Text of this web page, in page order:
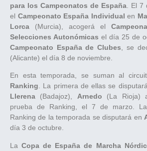
para los Campeonatos de España . El
el Campeonato España Individual en
Lorca (Murcia), acogerá el
Selecciones Autonómicas el día 25 de
Campeonato España de Clubes , se
(Alicante) el día 8 de noviembre.
En esta temporada, se suman al
Ranking. La primera de ellas se
Llerena (Badajoz), Arnedo (La Rioja)
prueba de Ranking, el 7 de marzo.
Ranking de la temporada se disputará en
día 3 de octubre.
LaCopa de España de Marcha